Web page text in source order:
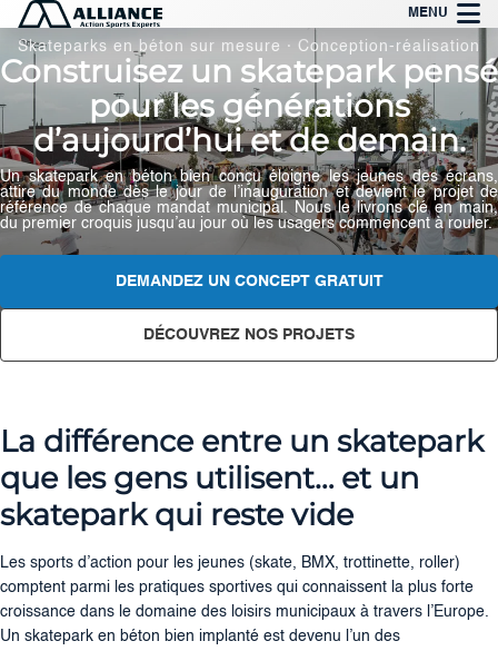
Aller
contenu
MENU
Skateparks en béton sur mesure · Conception-réalisation
Construisez un skatepark pensé
pour les générations
d’aujourd’hui et de demain.
Un skatepark en béton bien conçu éloigne les jeunes des écrans,
attire du monde dès le jour de l’inauguration et devient le projet de
référence de chaque mandat municipal. Nous le livrons clé en main,
du premier croquis jusqu’au jour où les usagers commencent à rouler.
DEMANDEZ UN CONCEPT GRATUIT
DÉCOUVREZ NOS PROJETS
La différence entre un skatepark
que les gens utilisent… et un
skatepark qui reste vide
Les sports d’action pour les jeunes (skate, BMX, trottinette, roller)
comptent parmi les pratiques sportives qui connaissent la plus forte
croissance dans le domaine des loisirs municipaux à travers l’Europe.
Un skatepark en béton bien implanté est devenu l’un des